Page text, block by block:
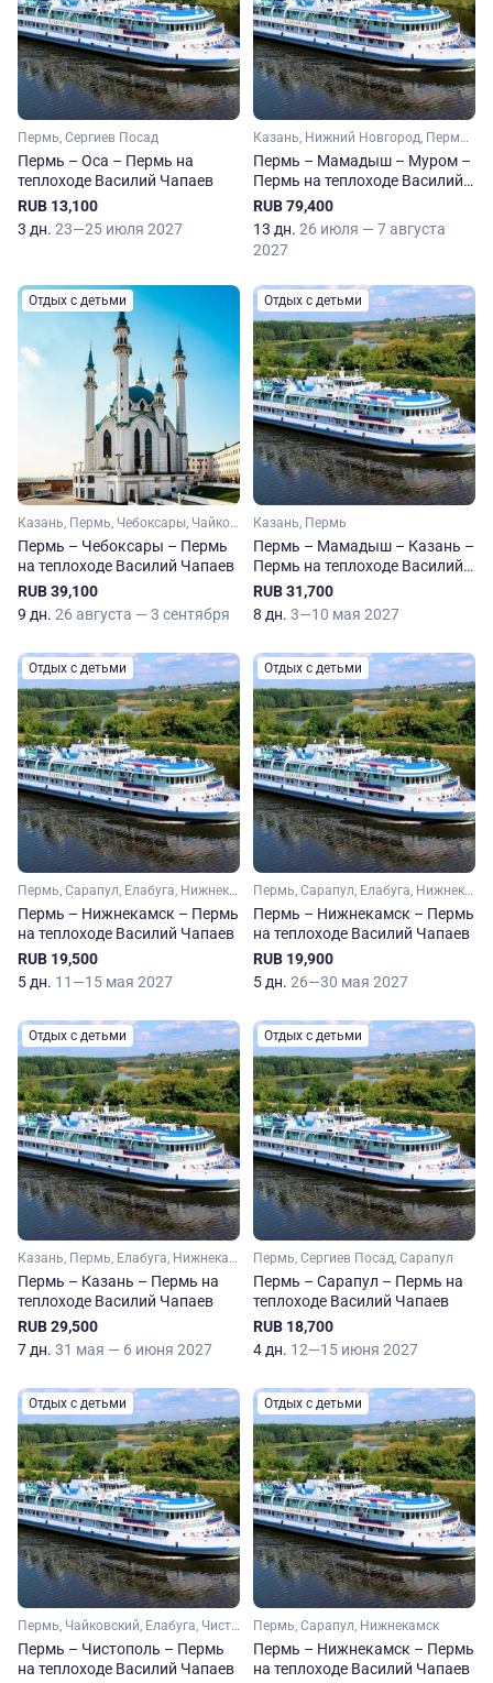
Пермь, Сергиев Посад
Пермь – Оса – Пермь на
теплоходе Василий Чапаев
RUB 13,100
3 дн. 23—25 июля 2027
Казань, Нижний Новгород, Пермь, Чебоксары, Муром, Павлово
Пермь – Мамадыш – Муром –
Пермь на теплоходе Василий
Чапаев
RUB 79,400
13 дн. 26 июля — 7 августа
2027
Отдых с детьми
Казань, Пермь, Чебоксары, Чайковский, Елабуга, Нижнекамск, Свияжск
Пермь – Чебоксары – Пермь
на теплоходе Василий Чапаев
RUB 39,100
9 дн. 26 августа — 3 сентября
Отдых с детьми
Казань, Пермь
Пермь – Мамадыш – Казань –
Пермь на теплоходе Василий
Чапаев
RUB 31,700
8 дн. 3—10 мая 2027
Отдых с детьми
Пермь, Сарапул, Елабуга, Нижнекамск
Пермь – Нижнекамск – Пермь
на теплоходе Василий Чапаев
RUB 19,500
5 дн. 11—15 мая 2027
Отдых с детьми
Пермь, Сарапул, Елабуга, Нижнекамск
Пермь – Нижнекамск – Пермь
на теплоходе Василий Чапаев
RUB 19,900
5 дн. 26—30 мая 2027
Отдых с детьми
Казань, Пермь, Елабуга, Нижнекамск
Пермь – Казань – Пермь на
теплоходе Василий Чапаев
RUB 29,500
7 дн. 31 мая — 6 июня 2027
Отдых с детьми
Пермь, Сергиев Посад, Сарапул
Пермь – Сарапул – Пермь на
теплоходе Василий Чапаев
RUB 18,700
4 дн. 12—15 июня 2027
Отдых с детьми
Пермь, Чайковский, Елабуга, Чистополь
Пермь – Чистополь – Пермь
на теплоходе Василий Чапаев
Отдых с детьми
Пермь, Сарапул, Нижнекамск
Пермь – Нижнекамск – Пермь
на теплоходе Василий Чапаев